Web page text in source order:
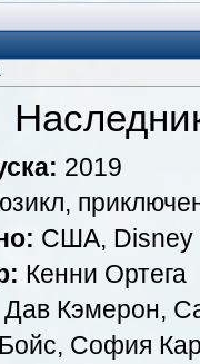
2019
США, Disney
Кенни Ортега
Дав Кэмерон,
София